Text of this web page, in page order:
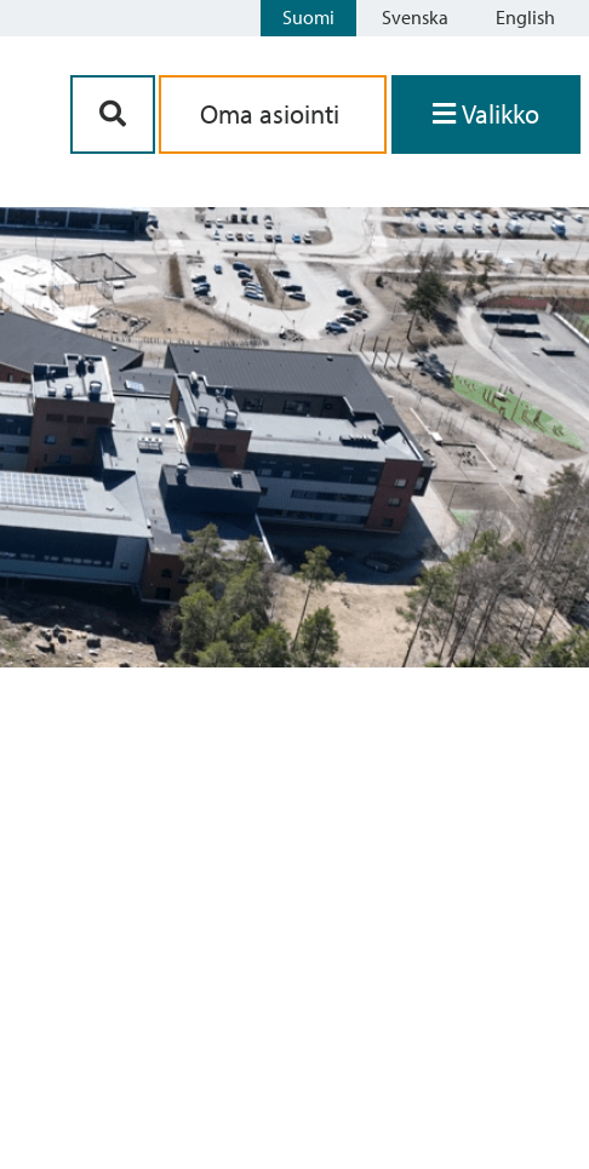
Suomi Svenska English
Oma asiointi Valikko